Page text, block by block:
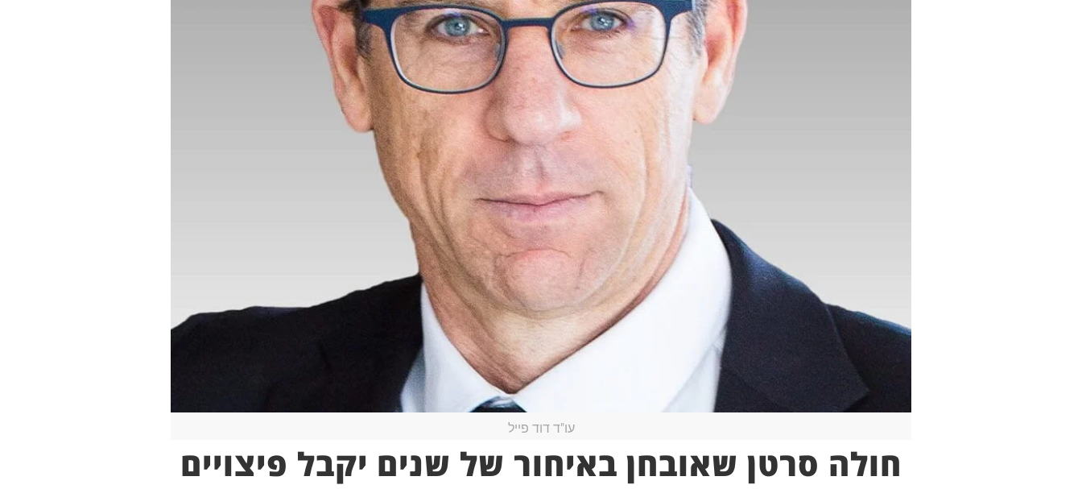
עו"ד דוד פייל
חולה סרטן שאובחן באיחור של שנים יקבל פיצויים